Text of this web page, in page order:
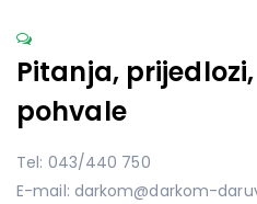
Pitanja,
pohvale
Tel: 043/440 750
E-mail: darkom@darkom-